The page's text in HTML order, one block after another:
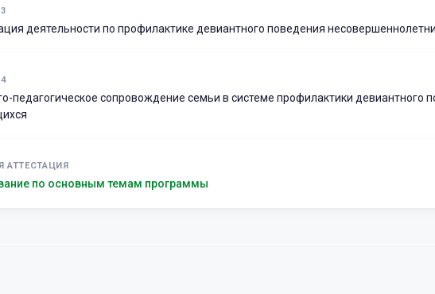
деятельности по профилактике девиантного поведения
педагогическое сопровождение семьи в системе профилактики девиантного
АТТЕСТАЦИЯ
по основным темам программы